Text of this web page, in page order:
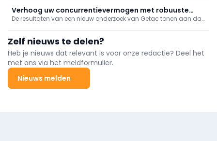
zijn van de meerwaarde van digitale onderhoudstools, ...
Verhoog uw concurrentievermogen met robuuste
apparaten
De resultaten van een nieuw onderzoek van Getac tonen aan dat
Zelf nieuws te delen?
Heb je nieuws dat relevant is voor onze redactie? Deel het
met ons via het meldformulier.
Nieuws melden